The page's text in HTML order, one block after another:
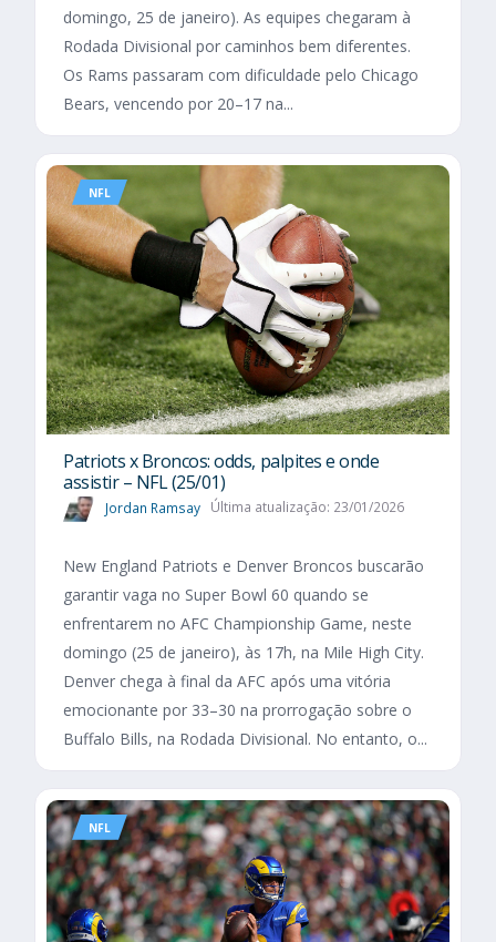
domingo, 25 de janeiro). As equipes chegaram à
Rodada Divisional por caminhos bem diferentes.
Os Rams passaram com dificuldade pelo Chicago
Bears, vencendo por 20–17 na...
NFL
Patriots x Broncos: odds, palpites e onde
assistir – NFL (25/01)
Jordan Ramsay Última atualização: 23/01/2026
New England Patriots e Denver Broncos buscarão
garantir vaga no Super Bowl 60 quando se
enfrentarem no AFC Championship Game, neste
domingo (25 de janeiro), às 17h, na Mile High City.
Denver chega à final da AFC após uma vitória
emocionante por 33–30 na prorrogação sobre o
Buffalo Bills, na Rodada Divisional. No entanto, o...
NFL